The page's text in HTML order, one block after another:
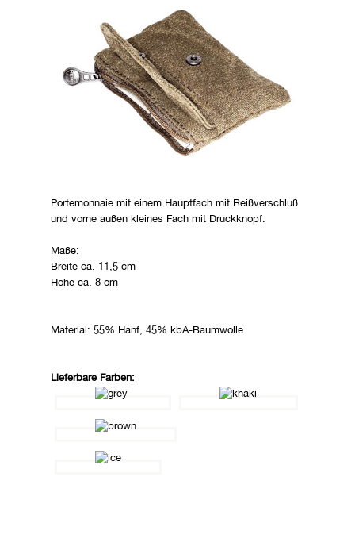
Portemonnaie mit einem Hauptfach mit Reißverschluß
und vorne außen kleines Fach mit Druckknopf.
Maße:
Breite ca. 11,5 cm
Höhe ca. 8 cm
Material: 55% Hanf, 45% kbA-Baumwolle
Lieferbare Farben: